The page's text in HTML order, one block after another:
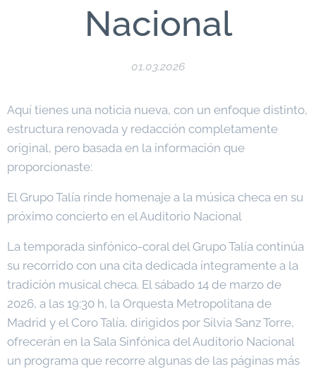
Nacional
01.03.2026
Aquí tienes una noticia nueva, con un enfoque distinto,
estructura renovada y redacción completamente
original, pero basada en la información que
proporcionaste:
El Grupo Talía rinde homenaje a la música checa en su
próximo concierto en el Auditorio Nacional
La temporada sinfónico-coral del Grupo Talía continúa
su recorrido con una cita dedicada íntegramente a la
tradición musical checa. El sábado 14 de marzo de
2026, a las 19:30 h, la Orquesta Metropolitana de
Madrid y el Coro Talía, dirigidos por Silvia Sanz Torre,
ofrecerán en la Sala Sinfónica del Auditorio Nacional
un programa que recorre algunas de las páginas más